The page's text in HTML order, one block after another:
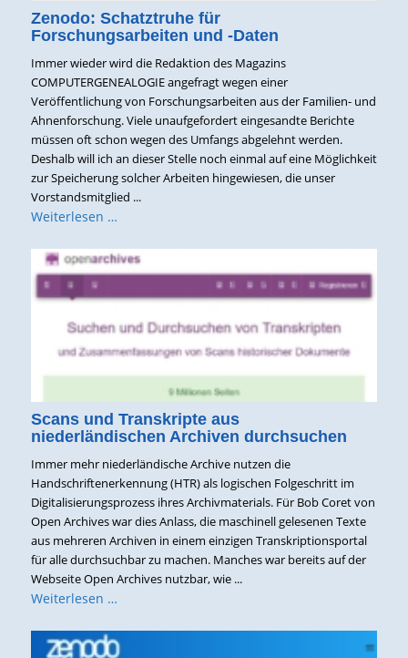
Zenodo: Schatztruhe für
Forschungsarbeiten und -Daten
Immer wieder wird die Redaktion des Magazins
COMPUTERGENEALOGIE angefragt wegen einer
Veröffentlichung von Forschungsarbeiten aus der Familien- und
Ahnenforschung. Viele unaufgefordert eingesandte Berichte
müssen oft schon wegen des Umfangs abgelehnt werden.
Deshalb will ich an dieser Stelle noch einmal auf eine Möglichkeit
zur Speicherung solcher Arbeiten hingewiesen, die unser
Vorstandsmitglied ...
Weiterlesen …
Scans und Transkripte aus
niederländischen Archiven durchsuchen
Immer mehr niederländische Archive nutzen die
Handschriftenerkennung (HTR) als logischen Folgeschritt im
Digitalisierungsprozess ihres Archivmaterials. Für Bob Coret von
Open Archives war dies Anlass, die maschinell gelesenen Texte
aus mehreren Archiven in einem einzigen Transkriptionsportal
für alle durchsuchbar zu machen. Manches war bereits auf der
Webseite Open Archives nutzbar, wie ...
Weiterlesen …